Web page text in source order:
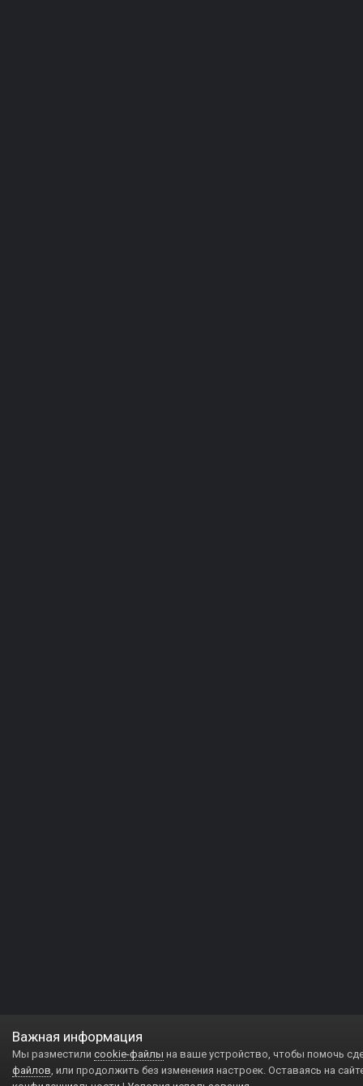
Важная информация
Мы разместили cookie-файлы на ваше устройство, чтобы помочь
файлов, или продолжить без изменения настроек. Оставаясь на